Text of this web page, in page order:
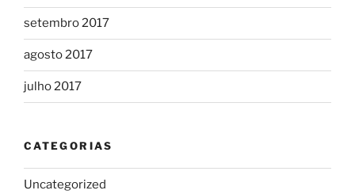
setembro 2017
agosto 2017
julho 2017
CATEGORIAS
Uncategorized